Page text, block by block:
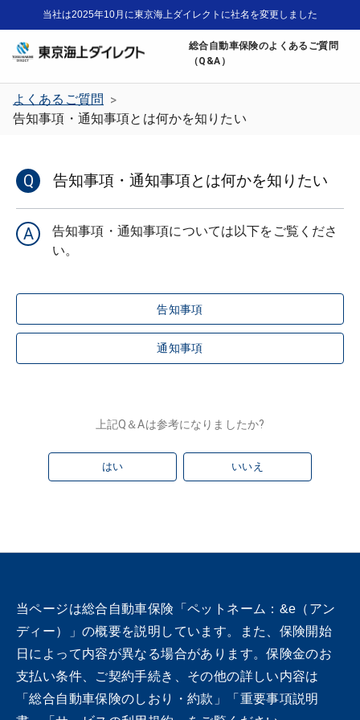
当社は2025年10月に東京海上ダイレクトに社名を変更しました
総合自動車保険のよくあるご質問
（Q&A）
よくあるご質問 >
告知事項・通知事項とは何かを知りたい
Q 告知事項・通知事項とは何かを知りたい
A
告知事項・通知事項については以下をご覧くださ
告知事項
通知事項
上記Q＆Aは参考になりましたか?
はい いいえ
当ページは総合自動車保険「ペットネーム：&e（アン
ディー）」の概要を説明しています。また、保険開始
日によって内容が異なる場合があります。保険金のお
支払い条件、ご契約手続き、その他の詳しい内容は
「総合自動車保険のしおり・約款」「重要事項説明